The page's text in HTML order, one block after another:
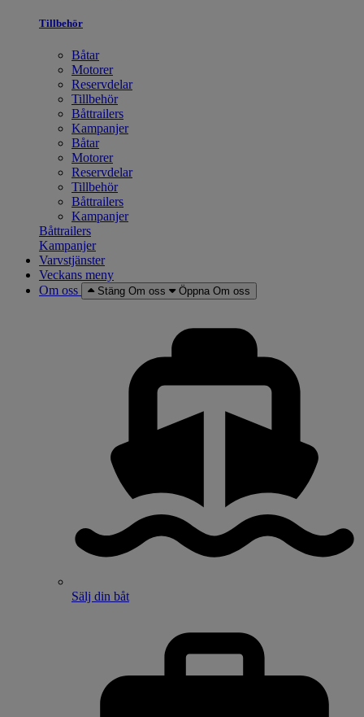
Tillbehör
Båtar
Motorer
Reservdelar
Tillbehör
Båttrailers
Kampanjer
Båtar
Motorer
Reservdelar
Tillbehör
Båttrailers
Kampanjer
Båttrailers
Kampanjer
Varvstjänster
Veckans meny
Om oss
Stäng Om oss Öppna Om oss
Sälj din båt